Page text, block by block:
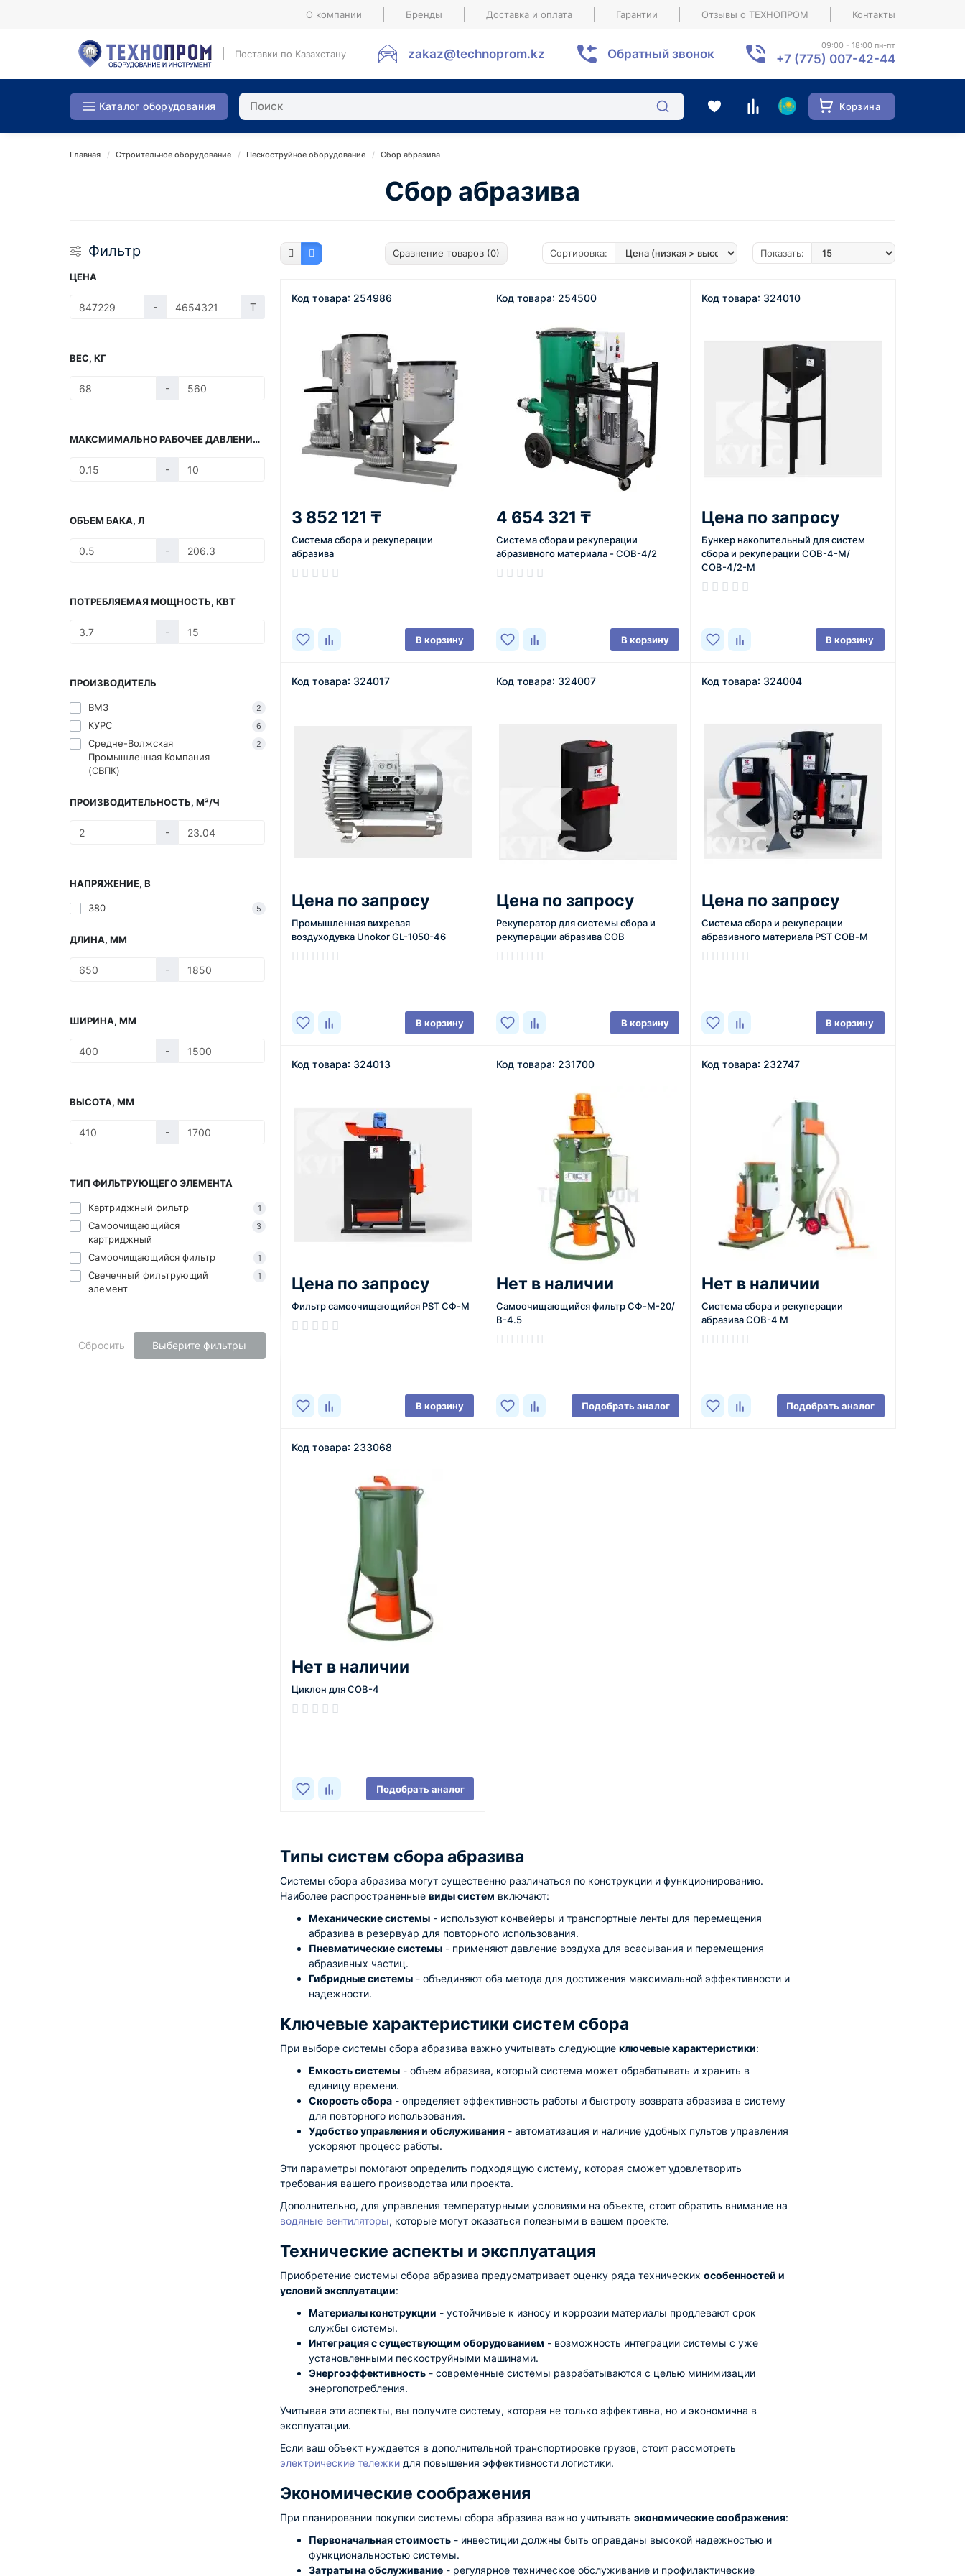
О компании Бренды Доставка и оплата Гарантии Отзывы о ТЕХНОПРОМ Контакты
Поставки по Казахстану zakaz@technoprom.kz Обратный звонок
09:00 - 18:00 пн-пт
+7 (775) 007-42-44
Каталог оборудования Корзина
Главная Строительное оборудование Пескоструйное оборудование Сбор абразива
Сбор абразива
Фильтр
ЦЕНА
- ₸
ВЕС, КГ
-
МАКСМИМАЛЬНО РАБОЧЕЕ ДАВЛЕНИЕ, БАР
-
ОБЪЕМ БАКА, Л
-
ПОТРЕБЛЯЕМАЯ МОЩНОСТЬ, КВТ
-
ПРОИЗВОДИТЕЛЬ
ВМЗ 2
КУРС 6
Средне-Волжская
Промышленная Компания
(СВПК)
2
ПРОИЗВОДИТЕЛЬНОСТЬ, М²/Ч
-
НАПРЯЖЕНИЕ, В
380 5
ДЛИНА, ММ
-
ШИРИНА, ММ
-
ВЫСОТА, ММ
-
ТИП ФИЛЬТРУЮЩЕГО ЭЛЕМЕНТА
Картриджный фильтр 1
Самоочищающийся
картриджный
3
Самоочищающийся фильтр 1
Свечечный фильтрующий
элемент
1
Сбросить Выберите фильтры
Сравнение товаров (0) Сортировка: Показать:
Код товара: 254986
3 852 121 ₸
Система сбора и рекуперации
абразива
В корзину
Код товара: 254500
4 654 321 ₸
Система сбора и рекуперации
абразивного материала - СОВ-4/2
В корзину
Код товара: 324010
Цена по запросу
Бункер накопительный для систем
сбора и рекуперации СОВ-4-М/
СОВ-4/2-М
В корзину
Код товара: 324017
Цена по запросу
Промышленная вихревая
воздуходувка Unokor GL-1050-46
В корзину
Код товара: 324007
Цена по запросу
Рекуператор для системы сбора и
рекуперации абразива СОВ
В корзину
Код товара: 324004
Цена по запросу
Система сбора и рекуперации
абразивного материала PST СОВ-М
В корзину
Код товара: 324013
Цена по запросу
Фильтр самоочищающийся PST СФ-М
В корзину
Код товара: 231700
Нет в наличии
Самоочищающийся фильтр СФ-М-20/
В-4.5
Подобрать аналог
Код товара: 232747
Нет в наличии
Система сбора и рекуперации
абразива СОВ-4 М
Подобрать аналог
Код товара: 233068
Нет в наличии
Циклон для СОВ-4
Подобрать аналог
Типы систем сбора абразива
Системы сбора абразива могут существенно различаться по конструкции и функционированию.
Наиболее распространенные виды систем включают:
Механические системы- используют конвейеры и транспортные ленты для перемещения
абразива в резервуар для повторного использования.
Пневматические системы- применяют давление воздуха для всасывания и перемещения
абразивных частиц.
Гибридные системы- объединяют оба метода для достижения максимальной эффективности и
надежности.
Ключевые характеристики систем сбора
При выборе системы сбора абразива важно учитывать следующие ключевые характеристики:
Емкость системы- объем абразива, который система может обрабатывать и хранить в
единицу времени.
Скорость сбора- определяет эффективность работы и быстроту возврата абразива в систему
для повторного использования.
Удобство управления и обслуживания- автоматизация и наличие удобных пультов управления
ускоряют процесс работы.
Эти параметры помогают определить подходящую систему, которая сможет удовлетворить
требования вашего производства или проекта.
Дополнительно, для управления температурными условиями на объекте, стоит обратить внимание на
водяные вентиляторы, которые могут оказаться полезными в вашем проекте.
Технические аспекты и эксплуатация
Приобретение системы сбора абразива предусматривает оценку ряда технических особенностей и
условий эксплуатации:
Материалы конструкции - устойчивые к износу и коррозии материалы продлевают срок
службы системы.
Интеграция с существующим оборудованием - возможность интеграции системы с уже
установленными пескоструйными машинами.
Энергоэффективность- современные системы разрабатываются с целью минимизации
энергопотребления.
Учитывая эти аспекты, вы получите систему, которая не только эффективна, но и экономична в
эксплуатации.
Если ваш объект нуждается в дополнительной транспортировке грузов, стоит рассмотреть
электрические тележкидля повышения эффективности логистики.
Экономические соображения
При планировании покупки системы сбора абразива важно учитывать экономические соображения:
Первоначальная стоимость- инвестиции должны быть оправданы высокой надежностью и
функциональностью системы.
Затраты на обслуживание- регулярное техническое обслуживание и профилактические